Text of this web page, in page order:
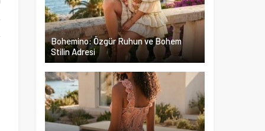
Bohemino: Özgür Ruhun ve Bohem
Stilin Adresi